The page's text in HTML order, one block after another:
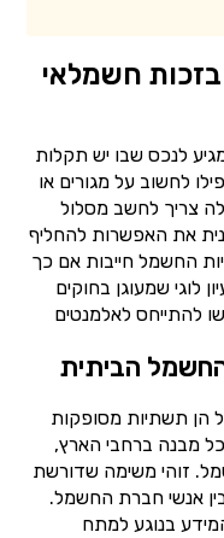
חשמלאי
לנכס שבו יש תקלות
לחשוב על מגורים או
צריך לחשב מסלול
את האפשרות להחליף
החשמל חייבות אם כך
לוגי שמעוגן בחוקים
להתייחס לאלמנטים
הביתית
הן תשתיות מסופקות
מבנה ברחבי הארץ,
זוהי משימה שדורשת
אנשי חברת החשמל.
בנוגע למתח